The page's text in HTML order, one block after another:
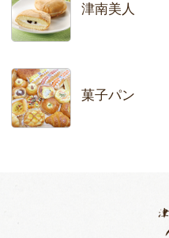
津南美人
菓子パン